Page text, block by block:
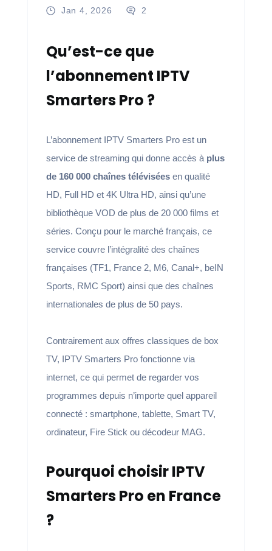
Jan 4, 2026
2
Qu’est-ce que
l’abonnement IPTV
Smarters Pro ?
L’abonnement IPTV Smarters Pro est un
service de streaming qui donne accès à plus
de 160 000 chaînes téléviséesen qualité
HD, Full HD et 4K Ultra HD, ainsi qu’une
bibliothèque VOD de plus de 20 000 films et
séries. Conçu pour le marché français, ce
service couvre l’intégralité des chaînes
françaises (TF1, France 2, M6, Canal+, beIN
Sports, RMC Sport) ainsi que des chaînes
internationales de plus de 50 pays.
Contrairement aux offres classiques de box
TV, IPTV Smarters Pro fonctionne via
internet, ce qui permet de regarder vos
programmes depuis n’importe quel appareil
connecté : smartphone, tablette, Smart TV,
ordinateur, Fire Stick ou décodeur MAG.
Pourquoi choisir IPTV
Smarters Pro en France
?